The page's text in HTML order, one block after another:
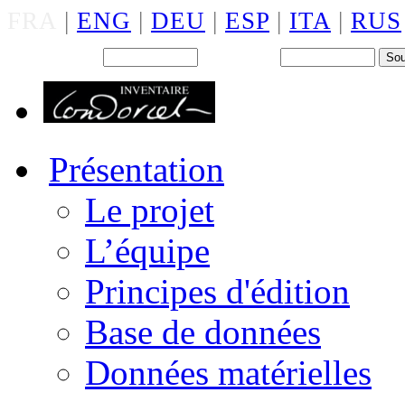
| ENG | DEU | ESP | ITA | RUS
Présentation
Le projet
L’équipe
Principes d'édition
Base de données
Données matérielles